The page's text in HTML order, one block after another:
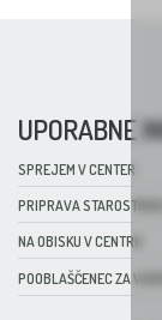
UPORABNE
SPREJEM V CENTER
PRIPRAVA
NA OBISKU V CENTRU
POOBLAŠČENEC ZA